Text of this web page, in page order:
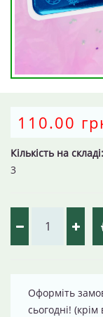
110.00
Кількість на складі:
3
Оформіть
сьогодні! (крім